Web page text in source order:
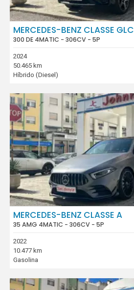
MERCEDES-BENZ CLASSE GLC
300 DE 4MATIC - 306CV - 5P
2024
50.465 km
Híbrido (Diesel)
MERCEDES-BENZ CLASSE A
35 AMG 4MATIC - 306CV - 5P
2022
10.477 km
Gasolina